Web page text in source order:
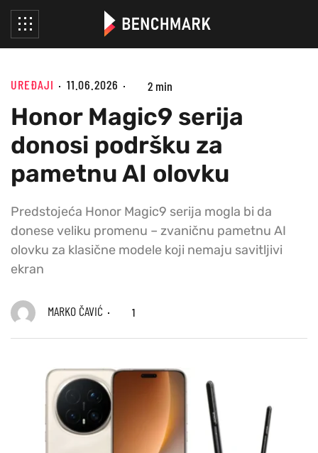
UREĐAJI 11.06.2026 2 min
Honor Magic9 serija
donosi podršku za
pametnu AI olovku
Predstojeća Honor Magic9 serija mogla bi da
donese veliku promenu – zvaničnu pametnu AI
olovku za klasične modele koji nemaju savitljivi
ekran
MARKO ČAVIĆ 1